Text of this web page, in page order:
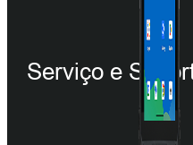
Serviço e